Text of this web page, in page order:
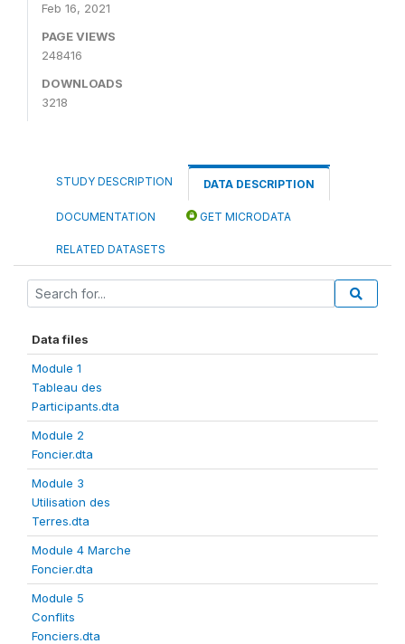
Feb 16, 2021
PAGE VIEWS
248416
DOWNLOADS
3218
STUDY DESCRIPTION DATA DESCRIPTION
DOCUMENTATION GET MICRODATA
RELATED DATASETS
Data files
Module 1
Tableau des
Participants.dta
Module 2
Foncier.dta
Module 3
Utilisation des
Terres.dta
Module 4 Marche
Foncier.dta
Module 5
Conflits
Fonciers.dta